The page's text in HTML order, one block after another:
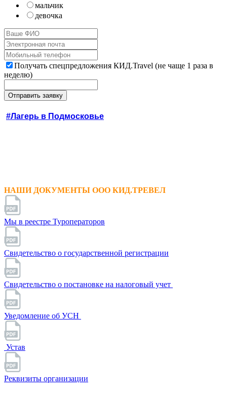
мальчик
девочка
Получать спецпредложения КИД.Travel (не чаще 1 раза в
неделю)
#Лагерь в Подмосковье
НАШИ ДОКУМЕНТЫ ООО КИД.ТРЕВЕЛ
Мы в реестре Туроператоров
Свидетельство о государственной регистрации
Свидетельство о постановке на налоговый учет
Уведомление об УСН
Устав
Реквизиты организации